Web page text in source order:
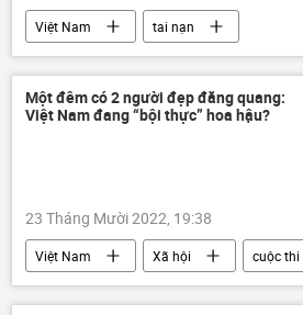
Việt Nam
tai nạn
tai nạn giao thông
Thời sự
cái chết
Ninh Bình công an
Một đêm có 2 người đẹp đăng quang:
Việt Nam đang “bội thực” hoa hậu?
23 Tháng Mười 2022, 19:38
Việt Nam Xã hội
cuộc thi
Hoa hậu Việt Nam
lạm phát